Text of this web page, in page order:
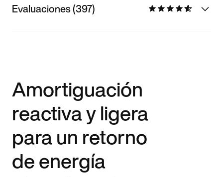
Evaluaciones (397)
Amortiguación
reactiva y ligera
para un retorno
de energía